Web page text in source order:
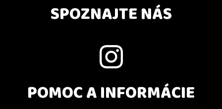
SPOZNAJTE NÁS
POMOC A INFORMÁCIE